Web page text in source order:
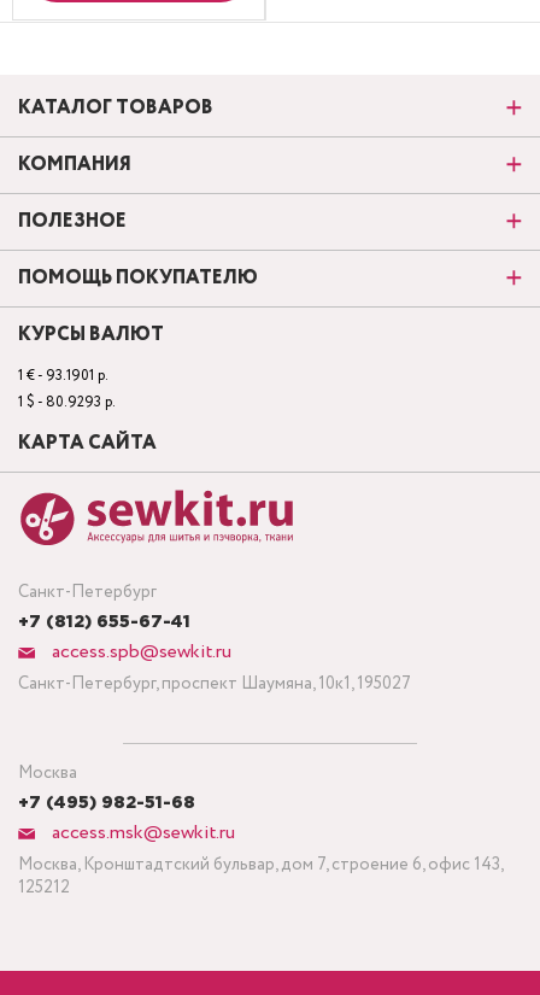
Санкт-Петербург
+7 (812) 655-67-41
access.spb@sewkit.ru
Санкт-Петербург, проспект Шаумяна, 10к1, 195027
Москва
+7 (495) 982-51-68
access.msk@sewkit.ru
Москва, Кронштадтский бульвар, дом 7, строение 6, офис 143,
125212
КАТАЛОГ ТОВАРОВ
КОМПАНИЯ
ПОЛЕЗНОЕ
ПОМОЩЬ ПОКУПАТЕЛЮ
КУРСЫ ВАЛЮТ
1 € - 93.1901 р.
1 $ - 80.9293 р.
КАРТА САЙТА